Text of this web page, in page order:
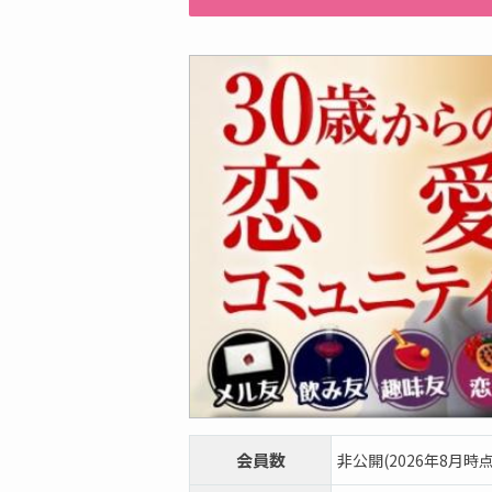
会員数 非公開(2026年8月時